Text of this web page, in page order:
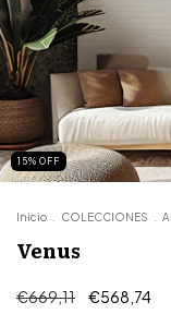
15% OFF
Inicio COLECCIONES
Venus
€669,11 €568,74